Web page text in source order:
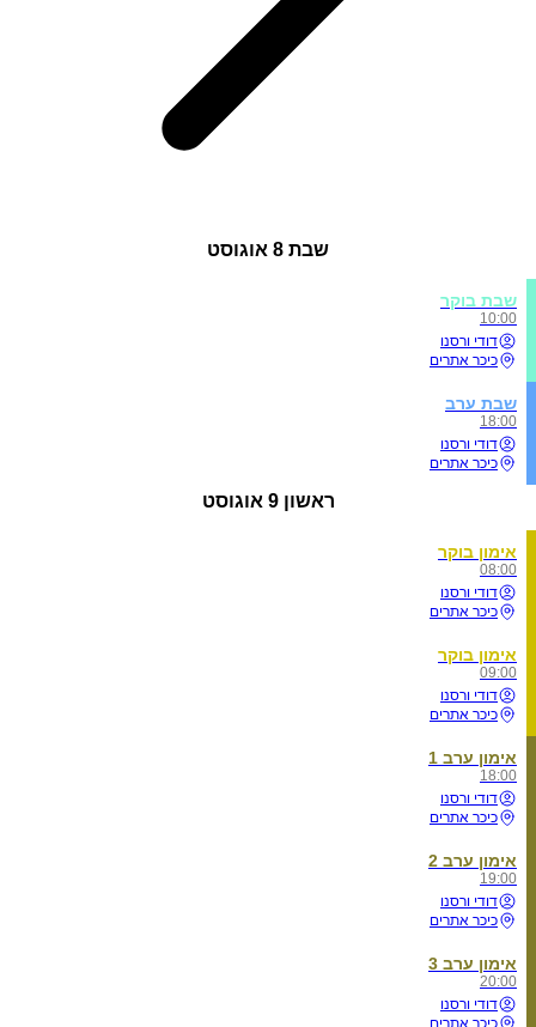
שבת 8 אוגוסט
שבת בוקר
10:00
דודי ורסנו
כיכר אתרים
שבת ערב
18:00
דודי ורסנו
כיכר אתרים
ראשון 9 אוגוסט
אימון בוקר
08:00
דודי ורסנו
כיכר אתרים
אימון בוקר
09:00
דודי ורסנו
כיכר אתרים
אימון ערב 1
18:00
דודי ורסנו
כיכר אתרים
אימון ערב 2
19:00
דודי ורסנו
כיכר אתרים
אימון ערב 3
20:00
דודי ורסנו
כיכר אתרים